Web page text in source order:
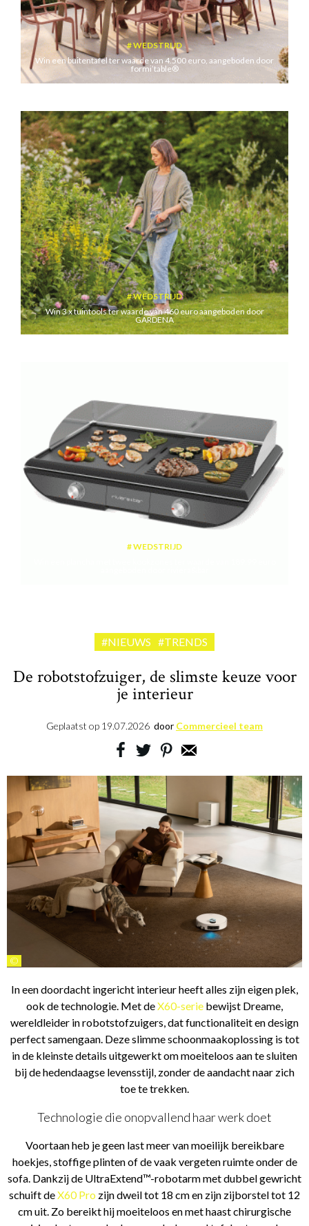
WEDSTRIJD
Win een buitentafel ter waarde van 4.500 euro, aangeboden door
formi’table®
WEDSTRIJD
Win 3 x tuintools ter waarde van 460 euro aangeboden door
GARDENA
WEDSTRIJD
#NIEUWS #TRENDS
De robotstofzuiger, de slimste keuze voor
je interieur
Geplaatst op 19.07.2026 door Commercieel team
©
In een doordacht ingericht interieur heeft alles zijn eigen plek,
ook de technologie. Met deX60-serie bewijst Dreame,
wereldleider in robotstofzuigers, dat functionaliteit en design
perfect samengaan. Deze slimme schoonmaakoplossing is tot
in de kleinste details uitgewerkt om moeiteloos aan te sluiten
bij de hedendaagse levensstijl, zonder de aandacht naar zich
toe te trekken.
Technologie die onopvallend haar werk doet
Voortaan heb je geen last meer van moeilijk bereikbare
hoekjes, stoffige plinten of de vaak vergeten ruimte onder de
sofa. Dankzij de UltraExtend™-robotarm met dubbel gewricht
schuift deX60 Pro zijn dweil tot 18 cm en zijn zijborstel tot 12
cm uit. Zo bereikt hij moeiteloos en met haast chirurgische